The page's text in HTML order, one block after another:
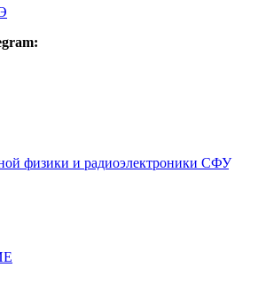
физики и радиоэлектроники СФУ,